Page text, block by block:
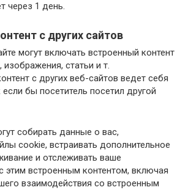
через 1 день.
с других сайтов
могут включать встроенный контент
статьи и т.
с других веб-сайтов ведет себя
бы посетитель посетил другой
собирать данные о вас,
cookie, встраивать дополнительное
и отслеживать ваше
этим встроенным контентом, включая
взаимодействия со встроенным